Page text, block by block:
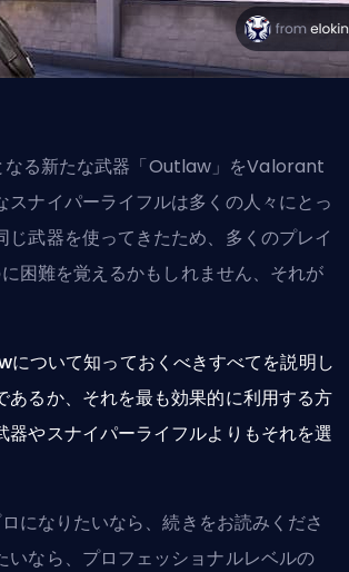
なる新たな武器「Outlaw」をValorant
スナイパーライフルは多くの人々にとっ
武器を使ってきたため、多くのプレイ
困難を覚えるかもしれません、それが
ついて知っておくべきすべてを説明し
あるか、それを最も効果的に利用する方
器やスナイパーライフルよりもそれを選
になりたいなら、続きをお読みくださ
いなら、プロフェッショナルレベルの